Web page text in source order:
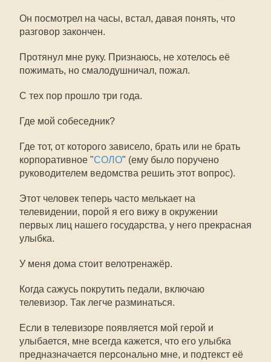
Он посмотрел на часы, встал, давая понять, что
разговор закончен.
Протянул мне руку. Признаюсь, не хотелось её
пожимать, но смалодушничал, пожал.
С тех пор прошло три года.
Где мой собеседник?
Где тот, от которого зависело, брать или не брать
корпоративное "СОЛО" (ему было поручено
руководителем ведомства решить этот вопрос).
Этот человек теперь часто мелькает на
телевидении, порой я его вижу в окружении
первых лиц нашего государства, у него прекрасная
улыбка.
У меня дома стоит велотренажёр.
Когда сажусь покрутить педали, включаю
телевизор. Так легче разминаться.
Если в телевизоре появляется мой герой и
улыбается, мне всегда кажется, что его улыбка
предназначается персонально мне, и подтекст её